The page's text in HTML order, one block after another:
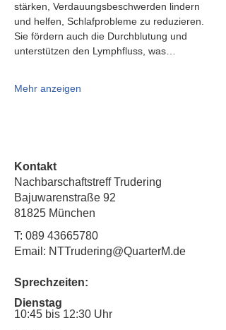
stärken, Verdauungsbeschwerden lindern
und helfen, Schlafprobleme zu reduzieren.
Sie fördern auch die Durchblutung und
unterstützen den Lymphfluss, was…
Mehr anzeigen
Kontakt
Nachbarschaftstreff Trudering
Bajuwarenstraße 92
81825 München
T: 089 43665780
Email: NTTrudering@QuarterM.de
Sprechzeiten:
Dienstag
10:45 bis 12:30 Uhr